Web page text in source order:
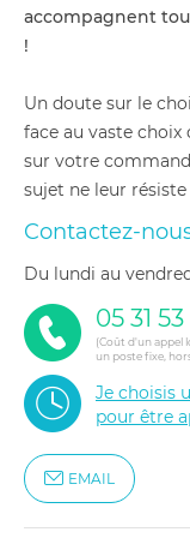
accompagnent
!
Un doute sur le
face au vaste
sur votre
sujet ne leur résiste
Contactez-
du lundi au
05 31
(Coût d'un appel
un poste fixe,
Je choisis
pour être
EMAIL